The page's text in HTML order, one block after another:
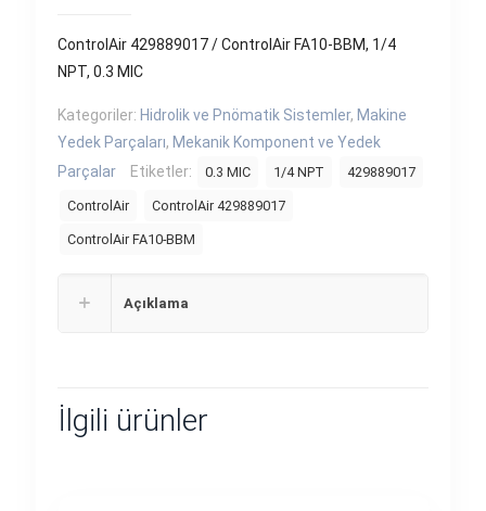
ControlAir 429889017 / ControlAir FA10-BBM, 1/4
NPT, 0.3 MIC
Kategoriler: Hidrolik ve Pnömatik Sistemler, Makine
Yedek Parçaları, Mekanik Komponent ve Yedek
Parçalar
Etiketler: 0.3 MIC 1/4 NPT 429889017
ControlAir ControlAir 429889017
ControlAir FA10-BBM
Açıklama
İlgili ürünler